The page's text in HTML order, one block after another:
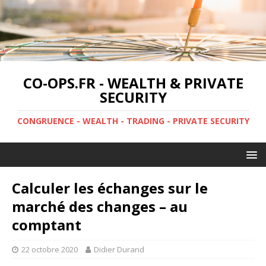
CO-OPS.FR - WEALTH & PRIVATE
SECURITY
CONGRUENCE - WEALTH - TRADING - PRIVATE SECURITY
Calculer les échanges sur le
marché des changes – au
comptant
22 octobre 2020 Didier Durand